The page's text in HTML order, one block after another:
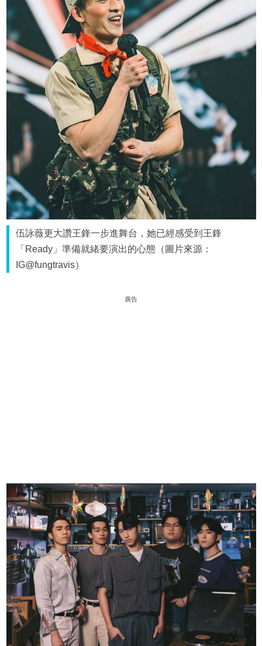
伍詠薇更大讚王鋒一步進舞台，她已經感受到王鋒
「Ready」準備就緒要演出的心態（圖片來源：
IG@fungtravis）
廣告